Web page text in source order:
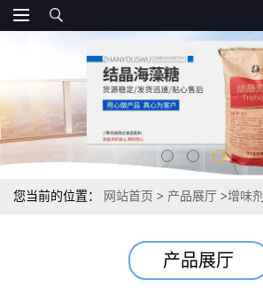
您当前的位置： 网站首页 > 产品展厅 >增味剂
产品展厅